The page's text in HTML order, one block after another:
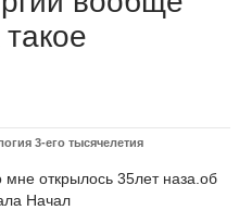
такое
3-его тысячелетия
мне открылось 35лет наза.об
Начал